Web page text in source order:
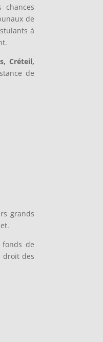
chances
de
à
Créteil,
de
grands
fonds de
droit des